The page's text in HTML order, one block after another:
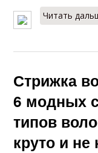
Читать
Стрижка
6 модных
типов
круто и